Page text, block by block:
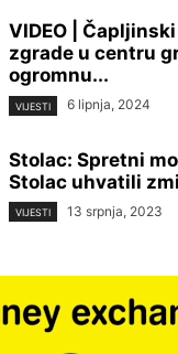
VIDEO |
zgrade u centru
ogromnu...
VIJESTI 6 lipnja, 2024
Stolac: Spretni
Stolac uhvatili
VIJESTI 13 srpnja, 2023